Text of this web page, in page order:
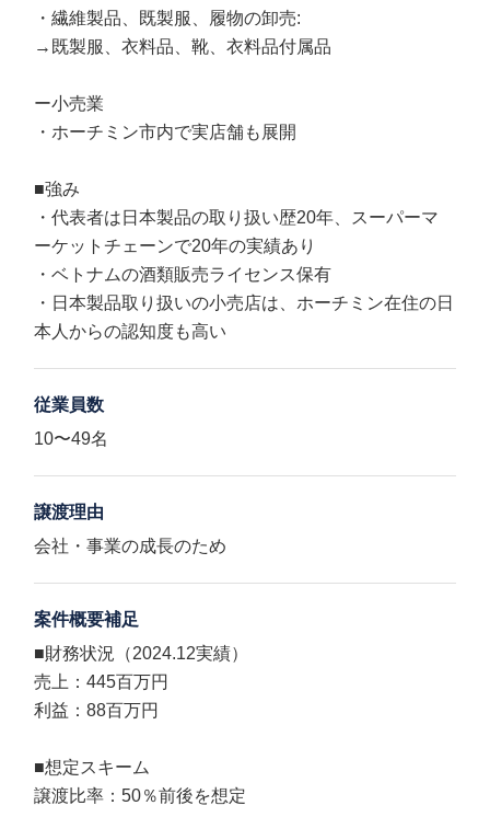
・繊維製品、既製服、履物の卸売:
→既製服、衣料品、靴、衣料品付属品
ー小売業
・ホーチミン市内で実店舗も展開
■強み
・代表者は日本製品の取り扱い歴20年、スーパーマ
ーケットチェーンで20年の実績あり
・ベトナムの酒類販売ライセンス保有
・日本製品取り扱いの小売店は、ホーチミン在住の日
本人からの認知度も高い
従業員数
10〜49名
譲渡理由
会社・事業の成長のため
案件概要補足
■財務状況（2024.12実績）
売上：445百万円
利益：88百万円
■想定スキーム
譲渡比率：50％前後を想定